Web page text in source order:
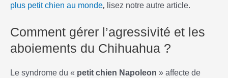
plus petit chien au monde, lisez notre autre article.
Comment gérer l’agressivité et les
aboiements du Chihuahua ?
Le syndrome du « petit chien Napoleon » affecte de